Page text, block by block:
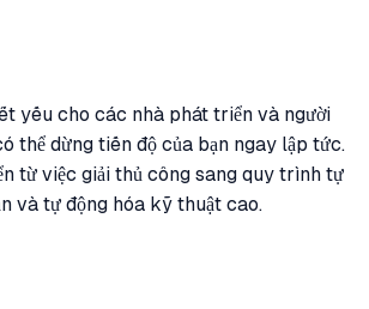
yếu cho các nhà phát triển và người
thể dừng tiến độ của bạn ngay lập tức.
từ việc giải thủ công sang quy trình tự
và tự động hóa kỹ thuật cao.